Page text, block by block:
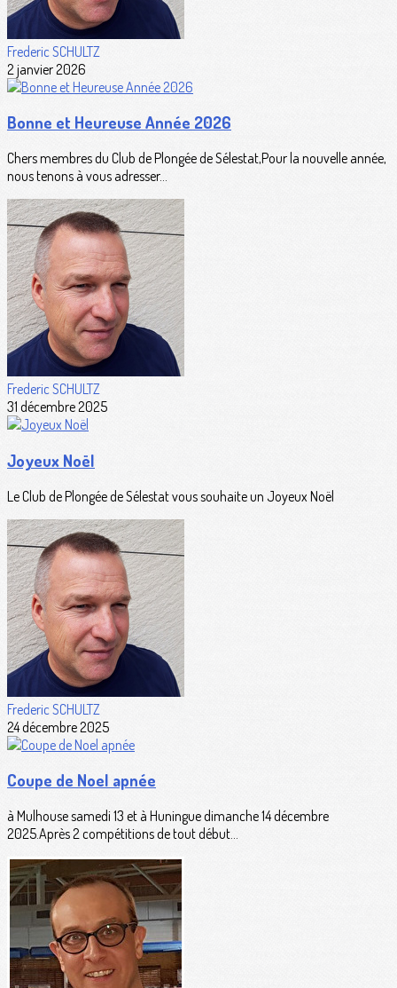
Frederic SCHULTZ
2 janvier 2026
Bonne et Heureuse Année 2026
Chers membres du Club de Plongée de Sélestat,Pour la nouvelle année,
nous tenons à vous adresser...
Frederic SCHULTZ
31 décembre 2025
Joyeux Noël
Le Club de Plongée de Sélestat vous souhaite un Joyeux Noël
Frederic SCHULTZ
24 décembre 2025
Coupe de Noel apnée
à Mulhouse samedi 13 et à Huningue dimanche 14 décembre
2025.Après 2 compétitions de tout début...